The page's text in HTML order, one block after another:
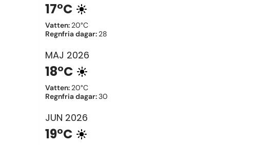
17°C
Vatten: 20°C
Regnfria dagar: 28
MAJ 2026
18°C
Vatten: 20°C
Regnfria dagar:30
JUN 2026
19°C